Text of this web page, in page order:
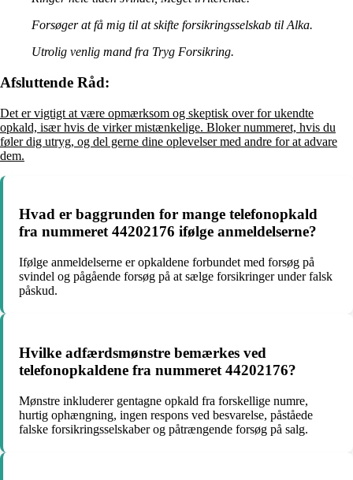
Forsøger at få mig til at skifte forsikringsselskab til Alka.
Utrolig venlig mand fra Tryg Forsikring.
Afsluttende Råd:
Det er vigtigt at være opmærksom og skeptisk over for ukendte
opkald, især hvis de virker mistænkelige. Bloker nummeret, hvis du
føler dig utryg, og del gerne dine oplevelser med andre for at advare
dem.
Hvad er baggrunden for mange telefonopkald
fra nummeret 44202176 ifølge anmeldelserne?
Ifølge anmeldelserne er opkaldene forbundet med forsøg på
svindel og pågående forsøg på at sælge forsikringer under falsk
påskud.
Hvilke adfærdsmønstre bemærkes ved
telefonopkaldene fra nummeret 44202176?
Mønstre inkluderer gentagne opkald fra forskellige numre,
hurtig ophængning, ingen respons ved besvarelse, påståede
falske forsikringsselskaber og påtrængende forsøg på salg.